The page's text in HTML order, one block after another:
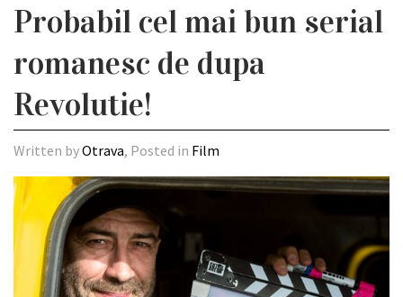
Probabil cel mai bun serial
romanesc de dupa
Revolutie!
Written byOtrava, Posted in Film